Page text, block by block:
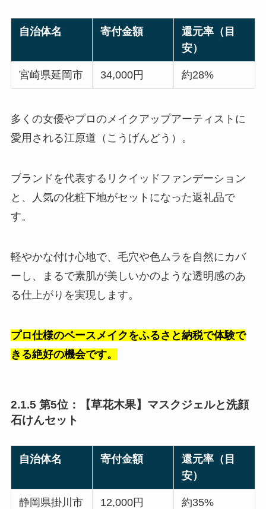
自治体名 寄付金額
還元率（目
安）
宮崎県延岡市 34,000円 約28%
多くの女優やプロのメイクアップアーティストに
愛用される江原道（こうげんどう）。
ブランドを代表するリクイッドファンデーション
と、人気の化粧下地がセットになった返礼品で
す。
軽やかな付け心地で、毛穴や色ムラを自然にカバ
ーし、まるで素肌が美しいかのような透明感のあ
る仕上がりを実現します。
プロ仕様のベースメイクをふるさと納税で体験で
きる絶好の機会です。
2.1.5 第5位：【草花木果】マスクジェルと洗顔
石けんセット
自治体名 寄付金額
還元率（目
安）
静岡県掛川市 12,000円 約35%